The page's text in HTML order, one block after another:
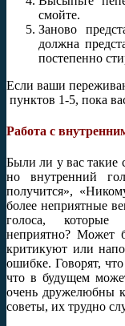
смойте.
Заново
должна
постепенно
Если ваши
пунктов 1-5, пока
Работа с
Были ли у вас такие
но внутренний
получится»,
более неприятные
голоса, которые
неприятно? Может
критикуют или
ошибке. Говорят,
что в будущем
очень дружелюбны
советы, их трудно